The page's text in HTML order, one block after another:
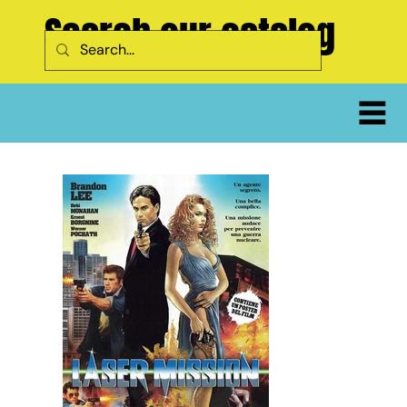
Search our catalog